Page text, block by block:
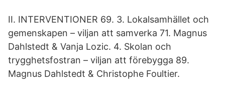
II. INTERVENTIONER 69. 3. Lokalsamhället och
gemenskapen – viljan att samverka 71. Magnus
Dahlstedt & Vanja Lozic. 4. Skolan och
trygghetsfostran – viljan att förebygga 89.
Magnus Dahlstedt & Christophe Foultier.